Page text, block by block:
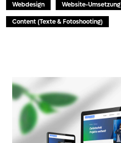
Webdesign Website-Umsetzung
Content (Texte & Fotoshooting)